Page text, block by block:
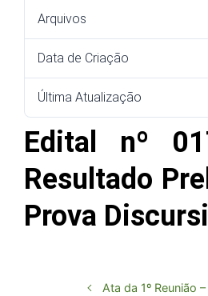
Arquivos
Data de Criação
Última Atualização
Edital nº
Resultado
Prova
Ata da 1º Reunião